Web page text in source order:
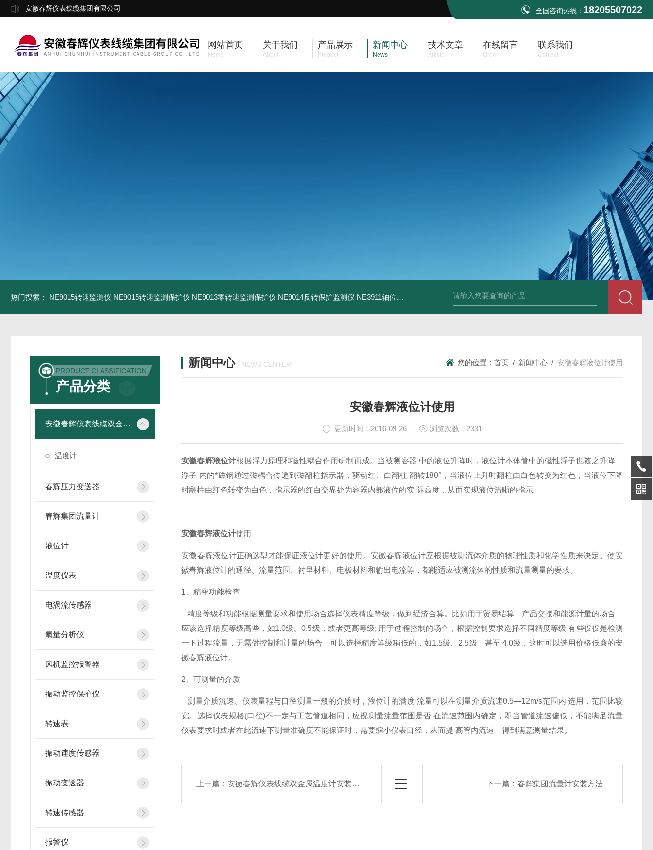
安徽春辉仪表线缆集团有限公司 全国咨询热线： 18205507022
网站首页
Home
关于我们
About
产品展示
Product
新闻中心
News
技术文章
Article
在线留言
Order
联系我们
Contact
热门搜索： NE9015转速监测仪 NE9015转速监测保护仪 NE9013零转速监测保护仪 NE9014反转保护监测仪 NE3911轴位移变送器 NE3931热膨胀变送器 NE3941E轴承振动速度变送器 NE3951E轴承
PRODUCT CLASSIFICATION
产品分类
安徽春辉仪表线缆双金属温度计
温度计
春辉压力变送器
春辉集团流量计
液位计
温度仪表
电涡流传感器
氧量分析仪
风机监控报警器
振动监控保护仪
转速表
振动速度传感器
振动变送器
转速传感器
报警仪
新闻中心 / NEWS CENTER 您的位置： 首页 / 新闻中心 / 安徽春辉液位计使用
安徽春辉液位计使用
更新时间：2016-09-26 浏览次数：2331
安徽春辉液位计根据浮力原理和磁性耦合作用研制而成。当被测容器 中的液位升降时，液位计本体管中的磁性浮子也随之升降，
浮子 内的*磁钢通过磁耦合传递到磁翻柱指示器，驱动红、白翻柱 翻转180°，当液位上升时翻柱由白色转变为红色，当液位下降
时翻柱由红色转变为白色，指示器的红白交界处为容器内部液位的实 际高度，从而实现液位清晰的指示。
安徽春辉液位计使用
安徽春辉液位计正确选型才能保证液位计更好的使用。安徽春辉液位计应根据被测流体介质的物理性质和化学性质来决定。使安
徽春辉液位计的通径、流量范围、衬里材料、电极材料和输出电流等，都能适应被测流体的性质和流量测量的要求。
1、精密功能检查
精度等级和功能根据测量要求和使用场合选择仪表精度等级，做到经济合算。比如用于贸易结算、产品交接和能源计量的场合，
应该选择精度等级高些，如1.0级、0.5级，或者更高等级; 用于过程控制的场合，根据控制要求选择不同精度等级;有些仅仅是检测
一下过程流量，无需做控制和计量的场合，可以选择精度等级稍低的，如1.5级、2.5级，甚至 4.0级，这时可以选用价格低廉的安
徽春辉液位计。
2、可测量的介质
测量介质流速、仪表量程与口径测量一般的介质时，液位计的满度 流量可以在测量介质流速0.5—12m/s范围内 选用，范围比较
宽。选择仪表规格(口径)不一定与工艺管道相同，应视测量流量范围是否 在流速范围内确定，即当管道流速偏低，不能满足流量
仪表要求时或者在此流速下测量准确度不能保证时，需要缩小仪表口径，从而提 高管内流速，得到满意测量结果。
上一篇：安徽春辉仪表线缆双金属温度计安装注意点 下一篇： 春辉集团流量计安装方法